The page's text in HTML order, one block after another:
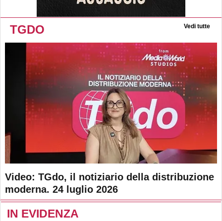
TGDO Vedi tutte
Video: TGdo, il notiziario della distribuzione
moderna. 24 luglio 2026
IN EVIDENZA